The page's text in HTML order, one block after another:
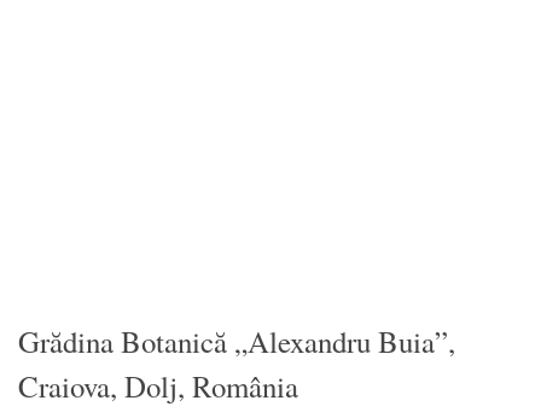
Grădina Botanică „Alexandru Buia”,
Craiova, Dolj, România